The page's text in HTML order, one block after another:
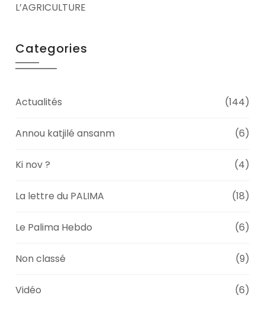
L’AGRICULTURE
Categories
Actualités (144)
Annou katjilé ansanm (6)
Ki nov ? (4)
La lettre du PALIMA (18)
Le Palima Hebdo (6)
Non classé (9)
Vidéo (6)